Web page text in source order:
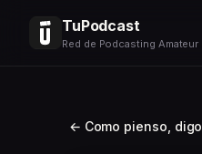
TuPodcast
Red de Podcasting Amateur
← Como pienso, digo